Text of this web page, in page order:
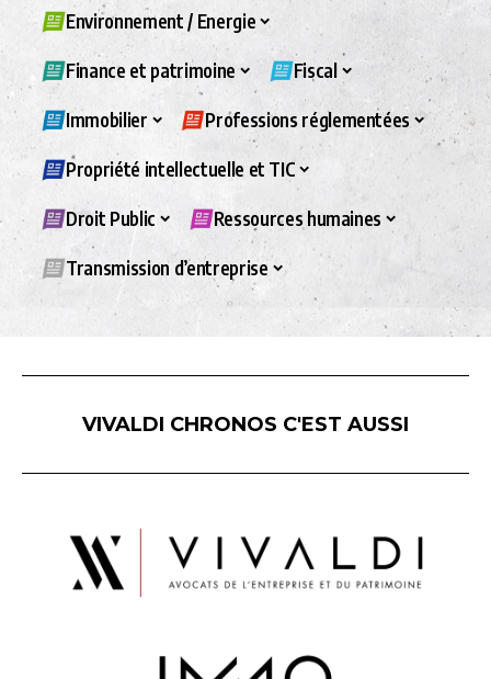
Environnement / Energie
Finance et patrimoine Fiscal
Immobilier Professions réglementées
Propriété intellectuelle et TIC
Droit Public Ressources humaines
Transmission d’entreprise
VIVALDI CHRONOS C'EST AUSSI